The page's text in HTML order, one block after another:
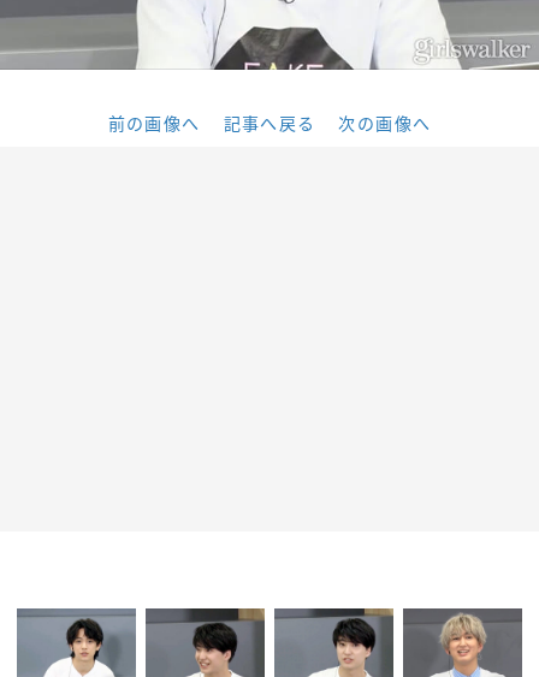
前の画像へ 記事へ戻る 次の画像へ